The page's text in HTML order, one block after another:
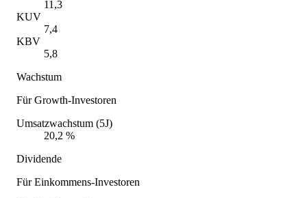
11,3
KUV
7,4
KBV
5,8
Wachstum
Für Growth-Investoren
Umsatzwachstum (5J)
20,2 %
Dividende
Für Einkommens-Investoren